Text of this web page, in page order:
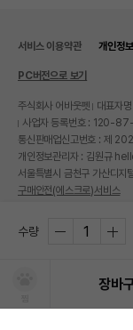
수량
장바
서비스 이용약관 개인정
PC버전으로 보기
주식회사 어바웃펫
대표자
사업자 등록번호 : 120-
통신판매업신고번호 : 제
개인정보관리자 : 김원규
서울특별시 금천구 가산디
구매안전(에스크로)서비스